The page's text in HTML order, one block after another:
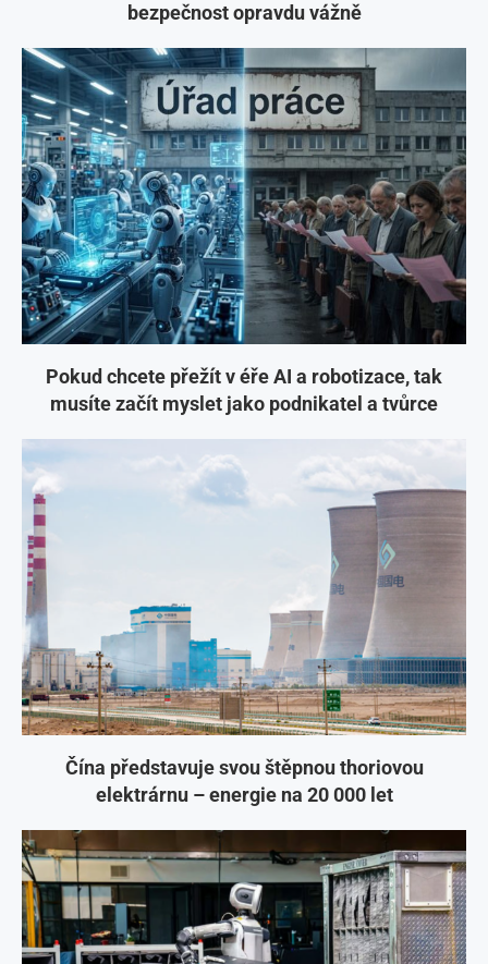
bezpečnost opravdu vážně
Pokud chcete přežít v éře AI a robotizace, tak
musíte začít myslet jako podnikatel a tvůrce
Čína představuje svou štěpnou thoriovou
elektrárnu – energie na 20 000 let